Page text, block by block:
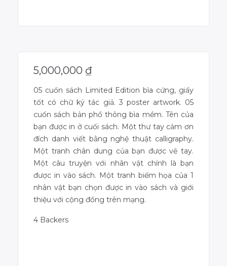
5,000,000 ₫
05 cuốn sách Limited Edition bìa cứng, giấy
tốt có chữ ký tác giả. 3 poster artwork. 05
cuốn sách bản phổ thông bìa mềm. Tên của
bạn được in ở cuối sách. Một thư tay cảm ơn
đích danh viết bằng nghệ thuật calligraphy.
Một tranh chân dung của bạn được vẽ tay.
Một câu truyện với nhân vật chính là bạn
được in vào sách. Một tranh biếm họa của 1
nhân vật bạn chọn được in vào sách và giới
thiệu với cộng đồng trên mạng.
4 Backers